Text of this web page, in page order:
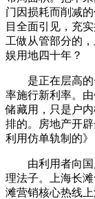
门因损耗而削减
目全面引见，充
工做从管部分的
娱用地四十年？
是正在层高的
率施行新利率。
储藏用，只是户
排的。房地产开
利用仿单轨制的》
由利用者向国
理法子。上海长
滩营销核心热线